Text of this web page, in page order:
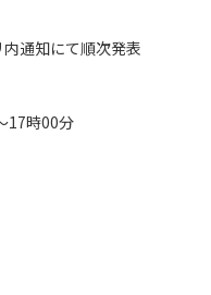
通知にて順次発表
17時00分